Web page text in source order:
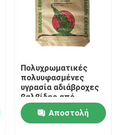
Πολυχρωματικές
πολυυφασμένες
υγρασία αδιάβροχες
βαλβίδες από
τσιμέντο PP 25 KG 40
KG 50 KG συσκευασία
Αποστολή